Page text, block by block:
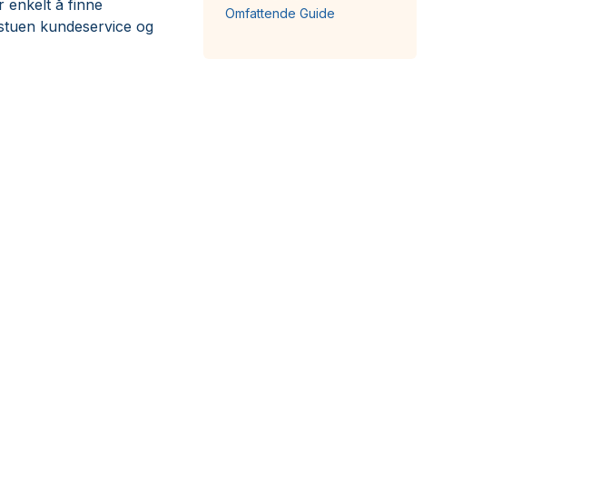
enkelt å finne
kundeservice og
Omfattende Guide